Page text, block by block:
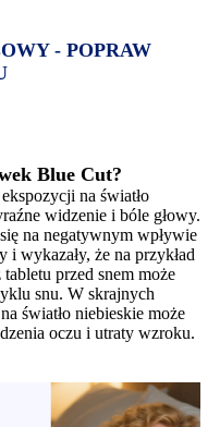
- POPRAW
Blue Cut?
na światło
widzenie i bóle głowy.
na negatywnym wpływie
i wykazały, że na przykład
przed snem może
snu. W skrajnych
światło niebieskie może
oczu i utraty wzroku.